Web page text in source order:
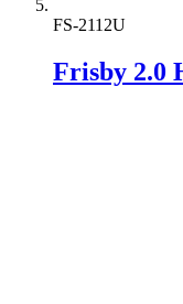
FS-2112U
Frisby 2.0